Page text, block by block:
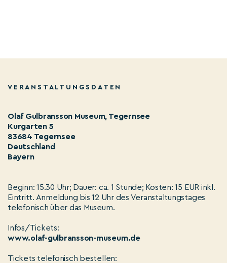
VERANSTALTUNGSDATEN
Olaf Gulbransson Museum, Tegernsee
Kurgarten 5
83684 Tegernsee
Deutschland
Bayern
Beginn: 15.30 Uhr; Dauer: ca. 1 Stunde; Kosten: 15 EUR inkl.
Eintritt. Anmeldung bis 12 Uhr des Veranstaltungstages
telefonisch über das Museum.
Infos/Tickets:
www.olaf-gulbransson-museum.de
Tickets telefonisch bestellen: